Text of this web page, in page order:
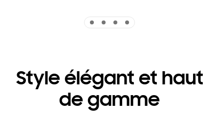
Style élégant et haut
de gamme